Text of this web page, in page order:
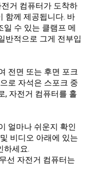
거 컴퓨터가 도착하
함께 제공됩니다. 바
일 수 있는 클램프 메
반적으로 그게 전부입
전면 또는 후면 포크
로 자석은 스포크 중
, 자전거 컴퓨터를 홀
얼마나 쉬운지 확인
비디오 아래에 있는
하세요.
선 자전거 컴퓨터는